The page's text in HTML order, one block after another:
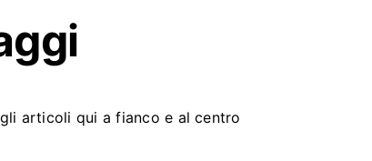
articoli qui a fianco e al centro